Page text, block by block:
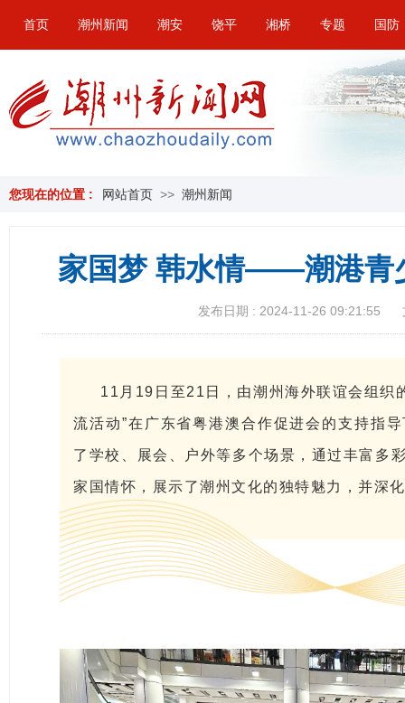
首页 潮州新闻 潮安 饶平 湘桥 专题 国防
您现在的位置 : 网站首页 >> 潮州新闻
家国梦 韩水情——潮港青
发布日期 : 2024-11-26 09:21:55
11月19日至21日，由潮州海外联谊会组
流活动”在广东省粤港澳合作促进会的支持指
了学校、展会、户外等多个场景，通过丰富多
家国情怀，展示了潮州文化的独特魅力，并深